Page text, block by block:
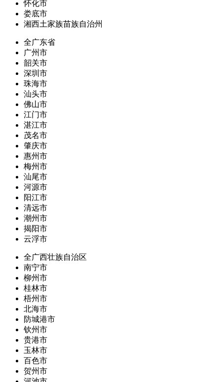
怀化市
娄底市
湘西土家族苗族自治州
全广东省
广州市
韶关市
深圳市
珠海市
汕头市
佛山市
江门市
湛江市
茂名市
肇庆市
惠州市
梅州市
汕尾市
河源市
阳江市
清远市
潮州市
揭阳市
云浮市
全广西壮族自治区
南宁市
柳州市
桂林市
梧州市
北海市
防城港市
钦州市
贵港市
玉林市
百色市
贺州市